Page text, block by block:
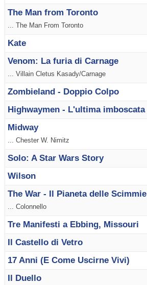
The Man from Toronto
... The Man From Toronto
Kate
Venom: La furia di Carnage
... Villain Cletus Kasady/Carnage
Zombieland - Doppio Colpo
Highwaymen - L'ultima imboscata
Midway
... Chester W. Nimitz
Solo: A Star Wars Story
Wilson
The War - Il Pianeta delle Scimmie
... Colonnello
Tre Manifesti a Ebbing, Missouri
Il Castello di Vetro
17 Anni (E Come Uscirne Vivi)
Il Duello